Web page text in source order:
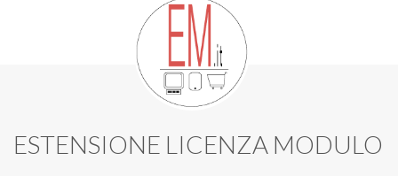
ESTENSIONE LICENZA MODULO